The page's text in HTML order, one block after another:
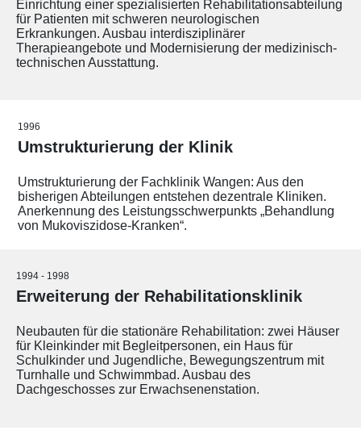
Einrichtung einer spezialisierten Rehabilitationsabteilung
für Patienten mit schweren neurologischen
Erkrankungen. Ausbau interdisziplinärer
Therapieangebote und Modernisierung der medizinisch-
technischen Ausstattung.
1996
Umstrukturierung der Klinik
Umstrukturierung der Fachklinik Wangen: Aus den
bisherigen Abteilungen entstehen dezentrale Kliniken.
Anerkennung des Leistungsschwerpunkts „Behandlung
von Mukoviszidose-Kranken“.
1994 - 1998
Erweiterung der Rehabilitationsklinik
Neubauten für die stationäre Rehabilitation: zwei Häuser
für Kleinkinder mit Begleitpersonen, ein Haus für
Schulkinder und Jugendliche, Bewegungszentrum mit
Turnhalle und Schwimmbad. Ausbau des
Dachgeschosses zur Erwachsenenstation.